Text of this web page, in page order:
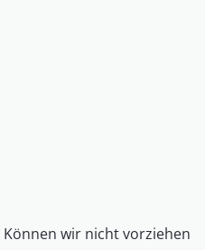
wir nicht vorziehen